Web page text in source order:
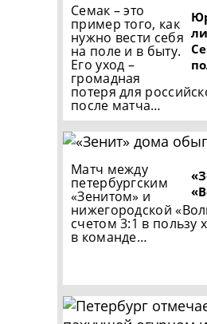
Семак – это
пример того, как
нужно вести себя
на поле и в быту.
Его уход –
громадная
потеря для
после матча…
Матч между
петербургским
«Зенитом» и
нижегородской
счетом 3:1 в пользу
в команде…